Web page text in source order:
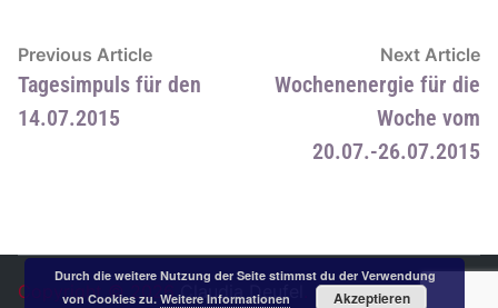
Beitragsnavigation
Previous ArticlePrevious
article:
Tagesimpuls für den
14.07.2015
Next Article
Wochenenergie für die
Woche vom
20.07.-26.07.2015
Copyright © 2026Claudia Deufel
Durch die weitere Nutzung der Seite stimmst du der Verwendung
von Cookies zu.Weitere Informationen Akzeptieren